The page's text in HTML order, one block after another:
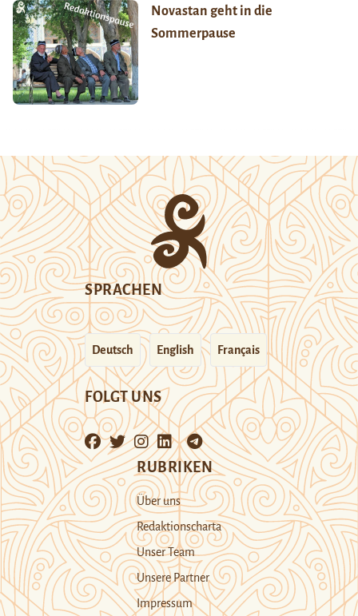
Novastan geht in die
Sommerpause
SPRACHEN
Deutsch English Français
FOLGT UNS
RUBRIKEN
Über uns
Redaktionscharta
Unser Team
Unsere Partner
Impressum